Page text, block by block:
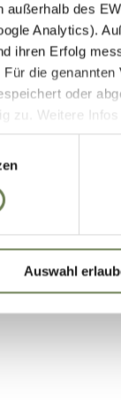
des
Analytics).
ihren Erfolg
die
oder
zu. Weitere
zur
den
möglich, dass
Auswahl